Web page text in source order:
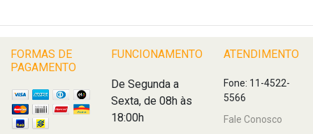
FORMAS DE
PAGAMENTO
FUNCIONAMENTO
De Segunda a
Sexta, de 08h às
18:00h
ATENDIMENTO
Fone: 11-4522-
5566
Fale Conosco